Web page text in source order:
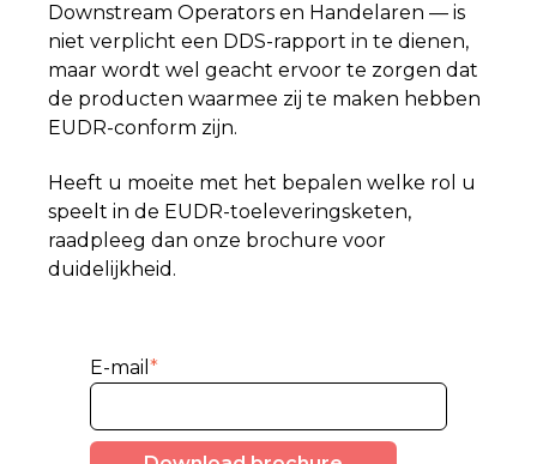
Downstream Operators en Handelaren — is
niet verplicht een DDS-rapport in te dienen,
maar wordt wel geacht ervoor te zorgen dat
de producten waarmee zij te maken hebben
EUDR-conform zijn.
Heeft u moeite met het bepalen welke rol u
speelt in de EUDR-toeleveringsketen,
raadpleeg dan onze brochure voor
duidelijkheid.
E-mail *